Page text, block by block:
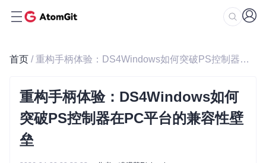
首页 / 重构手柄体验：DS4Windows如何突破PS控制器在PC平台的兼容性壁垒
重构手柄体验：DS4Windows如何
突破PS控制器在PC平台的兼容性壁
垒